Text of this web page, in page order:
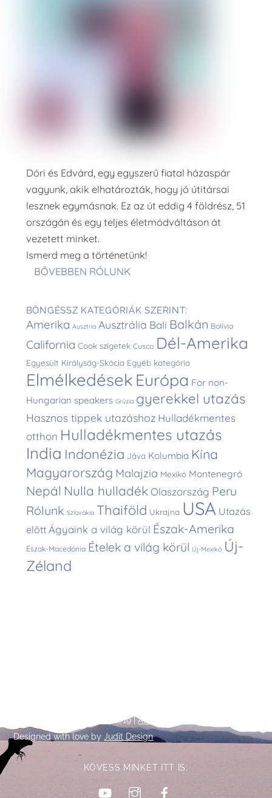
Dóri és Edvárd, egy egyszerű fiatal házaspár
vagyunk, akik elhatározták, hogy jó útitársai
lesznek egymásnak. Ez az út eddig 4 földrész, 51
országán és egy teljes életmódváltáson át
vezetett minket.
Ismerd meg a történetünk!
BŐVEBBEN RÓLUNK
BÖNGÉSSZ KATEGÓRIÁK SZERINT:
Amerika Ausztria Ausztrália Bali Balkán Bolívia
California Cook szigetek Cusco Dél-Amerika
Egyesült Királyság-Skócia Egyéb kategória
Elmélkedések Európa For non-
Hungarian speakers Grúzia gyerekkel utazás
Hasznos tippek utazáshoz Hulladékmentes
otthon Hulladékmentes utazás
India Indonézia Jáva Kolumbia Kína
Magyarország Malajzia Mexikó Montenegró
Nepál Nulla hulladék Olaszország Peru
Rólunk Szlovákia Thaiföld Ukrajna USA Utazás
előtt Ágyaink a világ körül Észak-Amerika
Észak-Macedónia Ételek a világ körül Új-Mexikó Új-
Zéland
To
2019 |Adatkezelési tájékoztató
Designed with love byJudit Design
KÖVESS MINKET ITT IS:
YouTubeInstagram